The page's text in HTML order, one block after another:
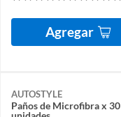
Agregar
AUTOSTYLE
Paños de Microfibra x 30